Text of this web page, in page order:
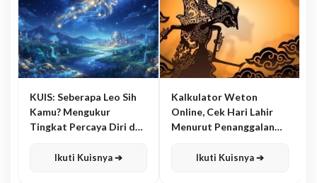
KUIS: Seberapa Leo Sih
Kamu? Mengukur
Tingkat Percaya Diri dan
Ikuti Kuisnya ➔
Kalkulator Weton
Online, Cek Hari Lahir
Menurut Penanggalan
Ikuti Kuisnya ➔